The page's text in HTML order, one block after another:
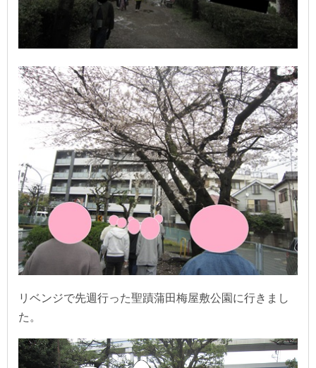
リベンジで先週行った聖蹟蒲田梅屋敷公園に行きまし
た。